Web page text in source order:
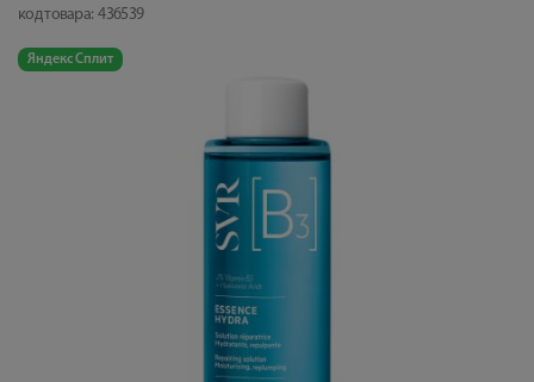
код товара: 436539
Яндекс Сплит